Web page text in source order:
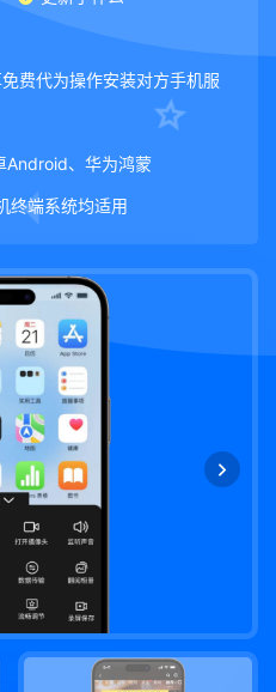
费代为操作安装对方手机服
Android、华为鸿蒙
终端系统均适用